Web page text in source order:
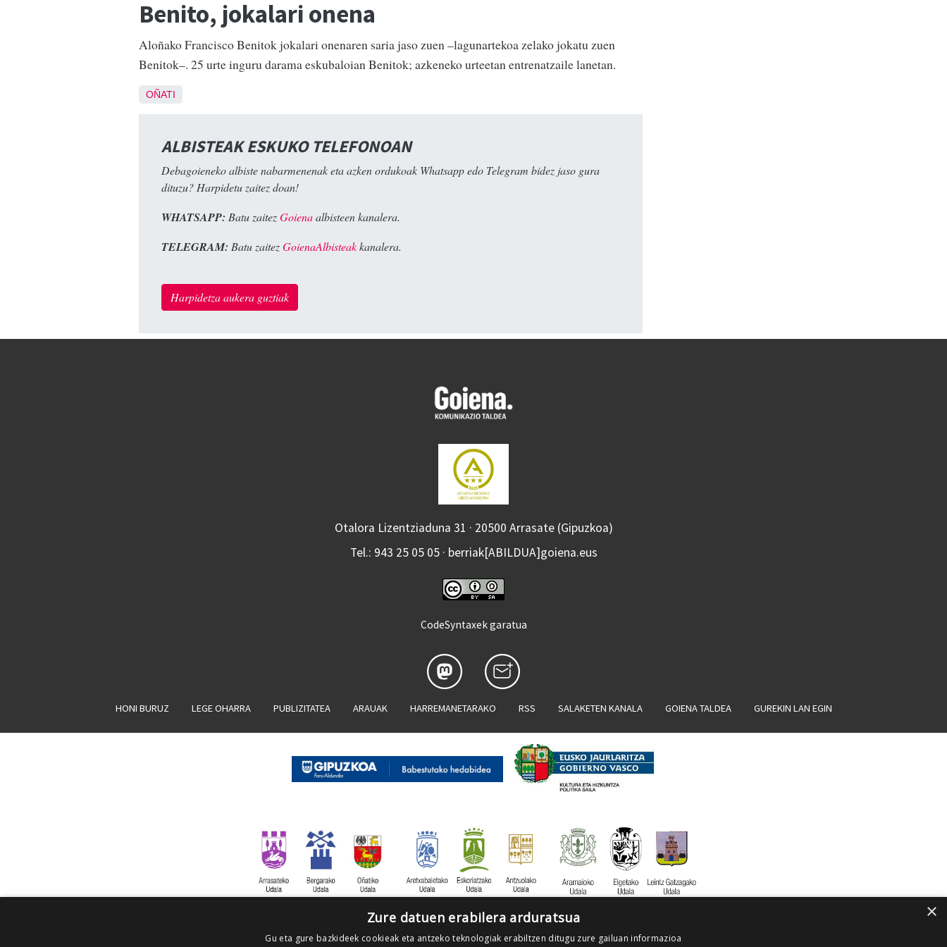
Benito, jokalari onena
Aloñako Francisco Benitok jokalari onenaren saria jaso zuen –lagunartekoa zelako jokatu zuen
Benitok–. 25 urte inguru darama eskubaloian Benitok; azkeneko urteetan entrenatzaile lanetan.
OÑATI
ALBISTEAK ESKUKO TELEFONOAN
Debagoieneko albiste nabarmenenak eta azken ordukoak Whatsapp edo Telegram bidez jaso gura
dituzu? Harpidetu zaitez doan!
WHATSAPP: Batu zaitezGoienaalbisteen kanalera.
TELEGRAM: Batu zaitezGoienaAlbisteakkanalera.
Harpidetza aukera guztiak
Otalora Lizentziaduna 31 · 20500 Arrasate (Gipuzkoa)
Tel.: 943 25 05 05 · berriak[ABILDUA]goiena.eus
CodeSyntaxek garatua
HONI BURUZ LEGE OHARRA PUBLIZITATEA ARAUAK HARREMANETARAKO RSS SALAKETEN KANALA GOIENA TALDEA GUREKIN LAN EGIN
×
Zure datuen erabilera arduratsua
Gu eta gure bazkideek cookieak eta antzeko teknologiak erabiltzen ditugu zure gailuan informazioa